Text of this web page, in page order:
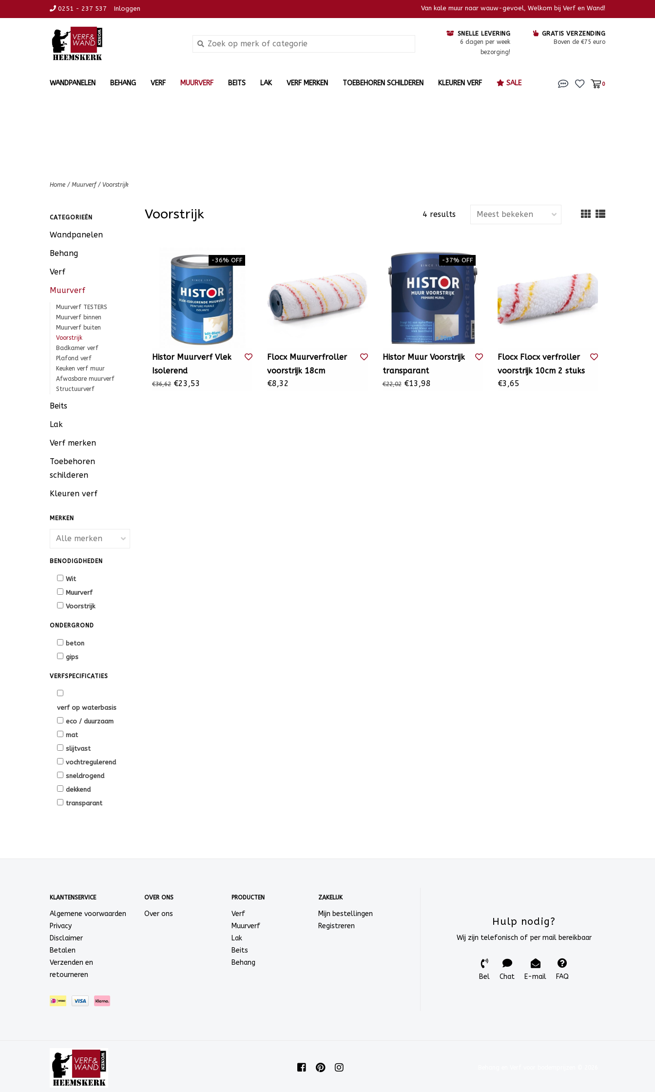
0251 - 237 537 Inloggen Van kale muur naar wauw-gevoel, Welkom bij Verf en Wand!
SNELLE LEVERING
6 dagen per week
bezorging!
GRATIS VERZENDING
Boven de €75 euro
WANDPANELEN BEHANG VERF MUURVERF BEITS LAK VERF MERKEN TOEBEHOREN SCHILDEREN KLEUREN VERF SALE 0
Home / Muurverf/ Voorstrijk
CATEGORIEËN
Wandpanelen
Behang
Verf
Muurverf
Muurverf TESTERS
Muurverf binnen
Muurverf buiten
Voorstrijk
Badkamer verf
Plafond verf
Keuken verf muur
Afwasbare muurverf
Structuurverf
Beits
Lak
Verf merken
Toebehoren
schilderen
Kleuren verf
MERKEN
BENODIGDHEDEN
Wit
Muurverf
Voorstrijk
ONDERGROND
beton
gips
VERFSPECIFICATIES
verf op waterbasis
eco / duurzaam
mat
slijtvast
vochtregulerend
sneldrogend
dekkend
transparant
Voorstrijk 4 results
-36% OFF
Histor Muurverf Vlek
Isolerend
€36,62 €23,53
Flocx Muurverfroller
voorstrijk 18cm
€8,32
-37% OFF
Histor Muur Voorstrijk
transparant
€22,02€13,98
Flocx Flocx verfroller
voorstrijk 10cm 2 stuks
€3,65
KLANTENSERVICE
Algemene voorwaarden
Privacy
Disclaimer
Betalen
Verzenden en
retourneren
OVER ONS
Over ons
PRODUCTEN
Verf
Muurverf
Lak
Beits
Behang
ZAKELIJK
Mijn bestellingen
Registreren
Hulp nodig?
Wij zijn telefonisch of per mail bereikbaar
Bel Chat E-mail FAQ